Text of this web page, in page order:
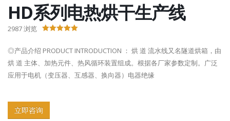
HD系列电热烘干生产线
2987浏览
◎产品介绍 PRODUCT INTRODUCTION ： 烘 道 流水线又名隧道烘箱，由
烘 道 主体、加热元件、热风循环装置组成。根据各厂家参数定制。广泛
应用于电机（变压器、互感器、换向器）电器绝缘
立即咨询